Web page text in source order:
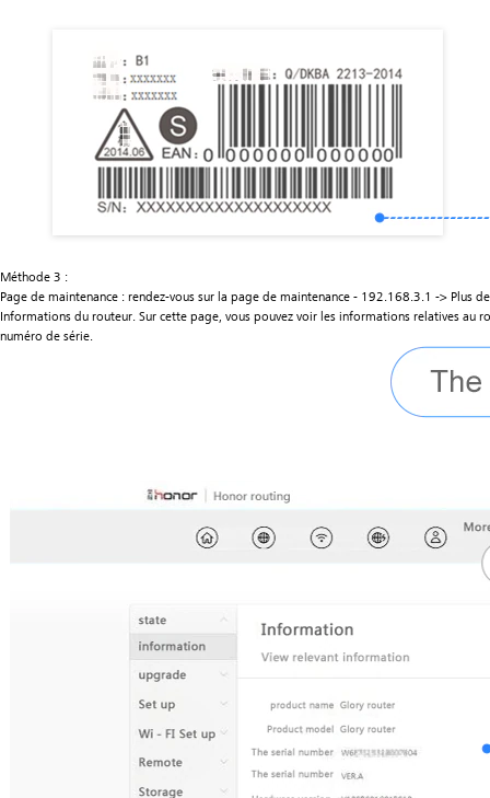
Méthode 3 :
Page de maintenance : rendez-vous sur la page de maintenance - 192.168.3.1 -> Plus
Informations du routeur. Sur cette page, vous pouvez voir les informations relatives au
numéro de série.